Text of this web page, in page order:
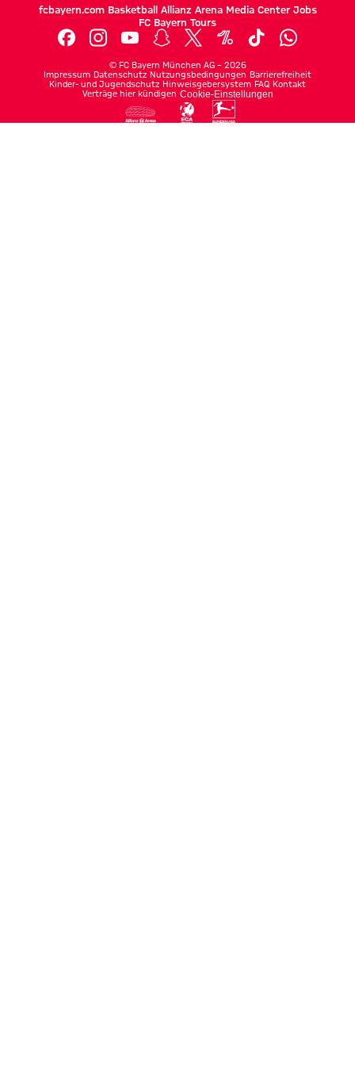
fcbayern.com Basketball Allianz Arena Media Center Jobs
FC Bayern Tours
© FC Bayern München AG – 2026
Impressum Datenschutz Nutzungsbedingungen Barrierefreiheit
Kinder- und Jugendschutz Hinweisgebersystem FAQ Kontakt
Verträge hier kündigen Cookie-Einstellungen